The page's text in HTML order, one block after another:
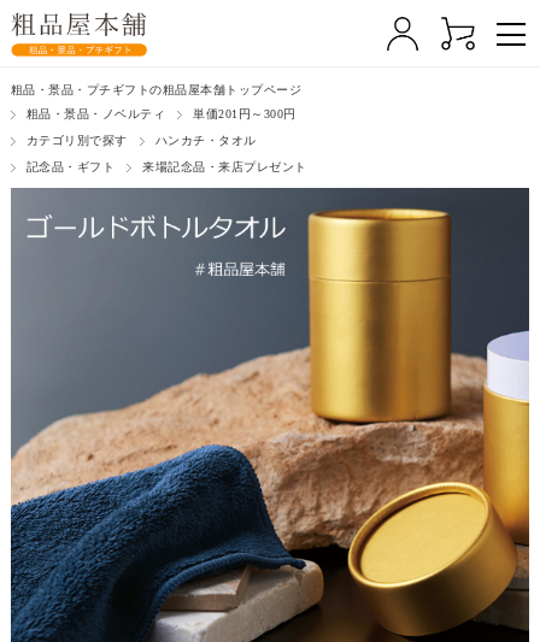
粗品・景品・プチギフトの粗品屋本舗トップページ
粗品・景品・ノベルティ
単価201円～300円
カテゴリ別で探す
ハンカチ・タオル
記念品・ギフト
来場記念品・来店プレゼント